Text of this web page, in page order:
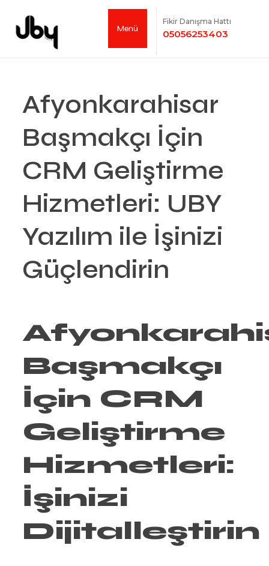
Menü
Fikir Danışma Hattı
05056253403
Afyonkarahisar
Başmakçı İçin
CRM Geliştirme
Hizmetleri: UBY
Yazılım ile İşinizi
Güçlendirin
Başmakçı
İçin CRM
Geliştirme
Hizmetleri:
İşinizi
Dijitalleştirin